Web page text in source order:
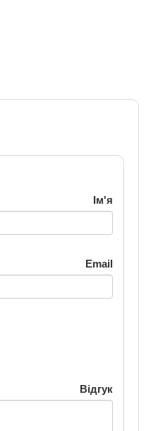
Ім'я
Email
Відгук